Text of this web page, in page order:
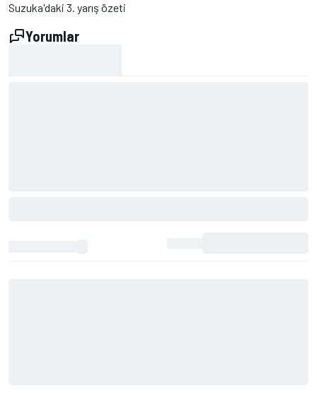
Suzuka'daki 3. yarış özeti
Yorumlar